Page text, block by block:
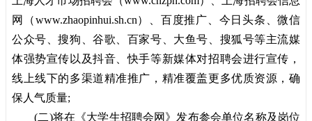
网
（www.zhaopinhui.sh.cn）、百度推广、今日头条、微信
公众号、搜狗、谷歌、百家号、大鱼号、搜狐号等主流媒
体强势宣传以及抖音、快手等新媒体对招聘会进行宣传，
线上线下的多渠道精准推广，精准覆盖更多优质资源，确
保人气质量;
(二)将在《大学生招聘会网》发布参会单位名称及岗位